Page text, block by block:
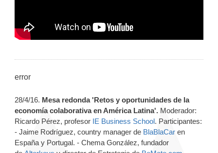
error
28/4/16. Mesa redonda 'Retos y oportunidades de la
economía colaborativa en América Latina'. Moderador:
Ricardo Pérez, profesor IE Business School. Participantes:
- Jaime Rodríguez, country manager de BlaBlaCar en
España y Portugal. - Chema González, fundador